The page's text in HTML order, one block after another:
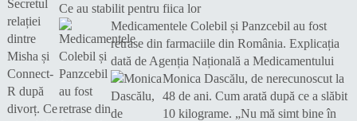
Ce au stabilit pentru fiica lor
Medicamentele Colebil și Panzcebil au fost
retrase din farmaciile din România. Explicația
dată de Agenția Națională a Medicamentului
Monica Dascălu, de nerecunoscut la
48 de ani. Cum arată după ce a slăbit
10 kilograme. „Nu mă simt bine în